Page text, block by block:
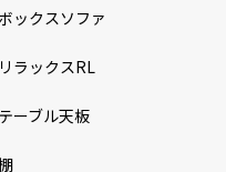
ックスソファ
リラックスRL
テーブル天板